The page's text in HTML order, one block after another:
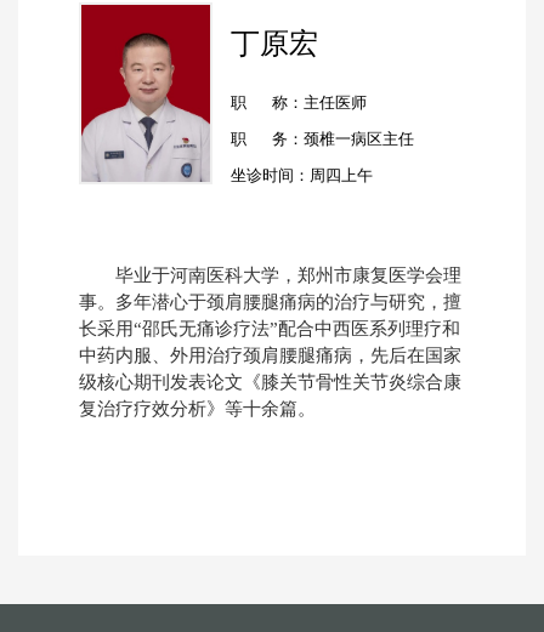
丁原宏
职 称： 主任医师
职 务： 颈椎一病区主任
坐诊时间： 周四上午
毕业于河南医科大学，郑州市康复医学会理
事。多年潜心于颈肩腰腿痛病的治疗与研究，擅
长采用“邵氏无痛诊疗法”配合中西医系列理疗和
中药内服、外用治疗颈肩腰腿痛病，先后在国家
级核心期刊发表论文《膝关节骨性关节炎综合康
复治疗疗效分析》等十余篇。